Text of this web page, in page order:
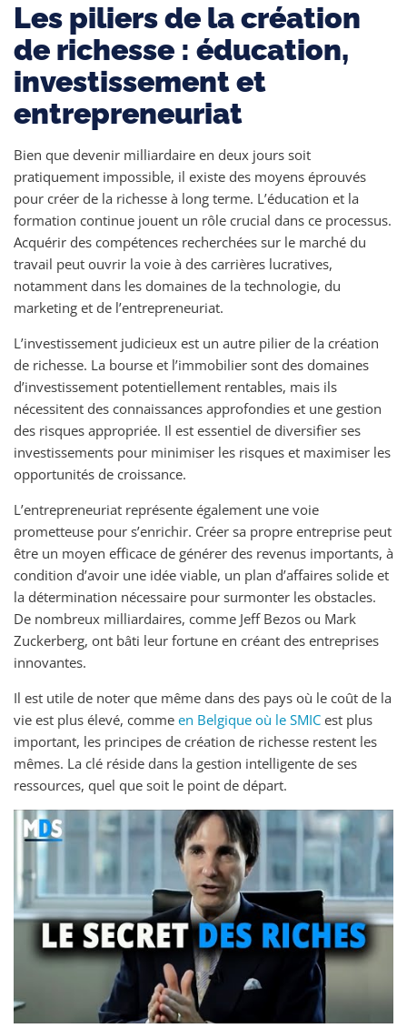
Les piliers de la création
de richesse : éducation,
investissement et
entrepreneuriat
Bien que devenir milliardaire en deux jours soit
pratiquement impossible, il existe des moyens éprouvés
pour créer de la richesse à long terme. L’éducation et la
formation continue jouent un rôle crucial dans ce processus.
Acquérir des compétences recherchées sur le marché du
travail peut ouvrir la voie à des carrières lucratives,
notamment dans les domaines de la technologie, du
marketing et de l’entrepreneuriat.
L’investissement judicieux est un autre pilier de la création
de richesse. La bourse et l’immobilier sont des domaines
d’investissement potentiellement rentables, mais ils
nécessitent des connaissances approfondies et une gestion
des risques appropriée. Il est essentiel de diversifier ses
investissements pour minimiser les risques et maximiser les
opportunités de croissance.
L’entrepreneuriat représente également une voie
prometteuse pour s’enrichir. Créer sa propre entreprise peut
être un moyen efficace de générer des revenus importants, à
condition d’avoir une idée viable, un plan d’affaires solide et
la détermination nécessaire pour surmonter les obstacles.
De nombreux milliardaires, comme Jeff Bezos ou Mark
Zuckerberg, ont bâti leur fortune en créant des entreprises
innovantes.
Il est utile de noter que même dans des pays où le coût de la
vie est plus élevé, comme en Belgique où le SMIC est plus
important, les principes de création de richesse restent les
mêmes. La clé réside dans la gestion intelligente de ses
ressources, quel que soit le point de départ.